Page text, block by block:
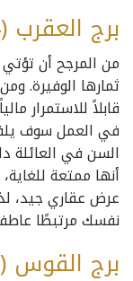
برج العقرب (24 أكتوبر – 22 نوفمبر)
من المرجح أن
ثمارها الوفيرة.
قابلاً للاستمرار
في العمل سوف
السن في العائلة
أنها ممتعة
عرض عقاري جيد،
نفسك مرتبطًا
برج القوس (23 نوفمبر – 21 ديسمبر)